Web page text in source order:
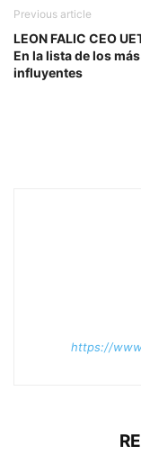
Previous article
LEON FALIC CEO
En la lista de los más
influyentes
https://